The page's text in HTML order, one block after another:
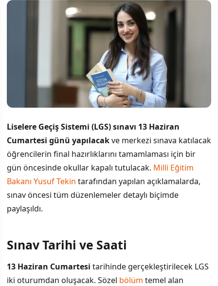
Liselere Geçiş Sistemi (LGS) sınavı 13 Haziran
Cumartesi günü yapılacakve merkezi sınava katılacak
öğrencilerin final hazırlıklarını tamamlaması için bir
gün öncesinde okullar kapalı tutulacak. Milli Eğitim
Bakanı Yusuf Tekin tarafından yapılan açıklamalarda,
sınav öncesi tüm düzenlemeler detaylı biçimde
paylaşıldı.
İÇINDEKILER
Sınav Tarihi ve Saati
13 Haziran Cumartesi tarihinde gerçekleştirilecek LGS
iki oturumdan oluşacak. Sözel bölüm temel alan